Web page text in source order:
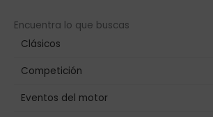
Encuentra lo que buscas
Clásicos
Competición
Eventos del motor